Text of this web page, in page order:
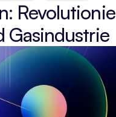
Gasindustrie